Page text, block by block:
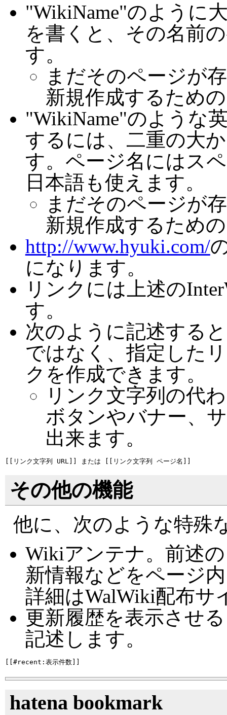
"WikiName"のように
を書くと、その名前
す。
まだそのページが
新規作成するため
"WikiName"のような
するには、二重の大
す。ページ名にはス
日本語も使えます。
まだそのページが
新規作成するため
http://www.hyuki.com/
になります。
リンクには上述の
す。
次のように記述する
ではなく、指定した
クを作成できます。
リンク文字列の代
ボタンやバナー、
出来ます。
その他の機能
他に、次のような特殊
Wikiアンテナ。前述
新情報などをページ
詳細はWalWiki配布サ
更新履歴を表示させ
記述します。
hatena bookmark